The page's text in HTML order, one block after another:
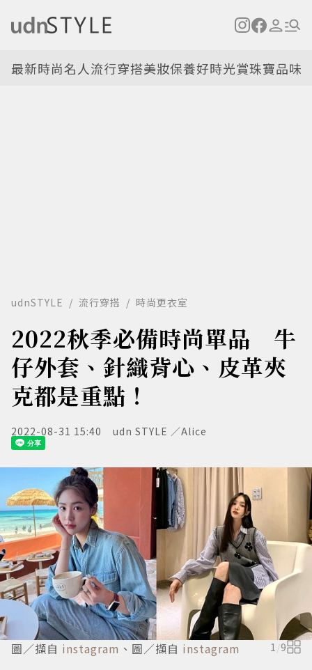
最新時尚名人流行穿搭美妝保養好時光賞珠寶品味
udnSTYLE 流行穿搭 時尚更衣室
2022秋季必備時尚單品 牛
仔外套、針織背心、皮革夾
克都是重點！
2022-08-31 15:40 udn STYLE ／Alice
圖／擷自 instagram 、圖／擷自 instagram 1 /9